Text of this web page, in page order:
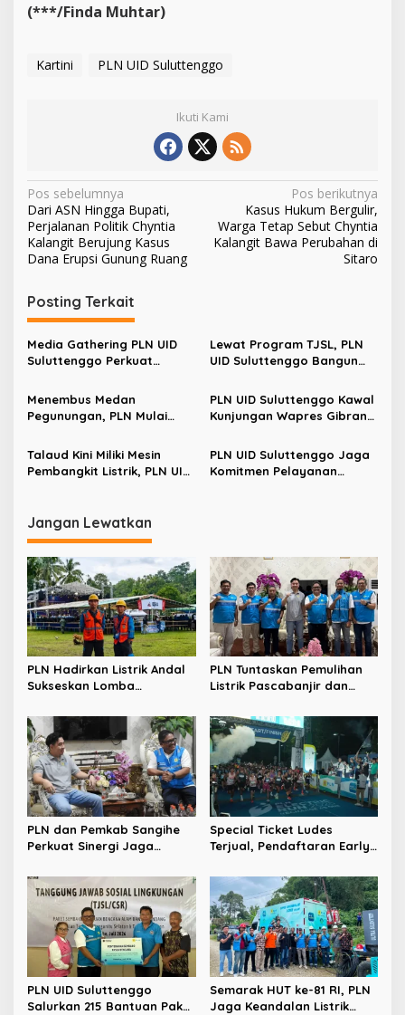
(***/Finda Muhtar)
Kartini PLN UID Suluttenggo
Ikuti Kami
N
a
v
i
g
a
s
i
p
o
s
Pos sebelumnya
Dari ASN Hingga Bupati,
Perjalanan Politik Chyntia
Kalangit Berujung Kasus
Dana Erupsi Gunung Ruang
Pos berikutnya
Kasus Hukum Bergulir,
Warga Tetap Sebut Chyntia
Kalangit Bawa Perubahan di
Sitaro
Posting Terkait
Media Gathering PLN UID
Suluttenggo Perkuat
Paparkan Program
Kelistrikan hingga Desa
Terpencil
Lewat Program TJSL, PLN
UID Suluttenggo Bangun
Tempang Dua Minahasa
Menembus Medan
Pegunungan, PLN Mulai
untuk Desa Bobalo di
Tinombo Sulawesi Tengah
PLN UID Suluttenggo Kawal
Kunjungan Wapres Gibran
Pasca Gempa
Talaud Kini Miliki Mesin
Pembangkit Listrik, PLN UID
Wilayah Perbatasan
PLN UID Suluttenggo Jaga
Komitmen Pelayanan
Jangan Lewatkan
PLN Hadirkan Listrik Andal
Sukseskan Lomba
Bermazmur” di Sangihe
PLN Tuntaskan Pemulihan
Listrik Pascabanjir dan
Kolaborasi dengan Pemkab
Jadi Kunci
PLN dan Pemkab Sangihe
Perkuat Sinergi Jaga
Wilayah Kepulauan
Special Ticket Ludes
Terjual, Pendaftaran Early
Dibuka Besok
PLN UID Suluttenggo
Salurkan 215 Bantuan Paket
Semarak HUT ke-81 RI, PLN
Jaga Keandalan Listrik